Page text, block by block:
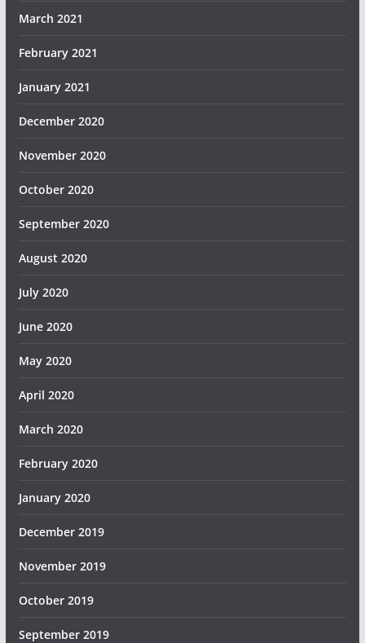
March 2021
February 2021
January 2021
December 2020
November 2020
October 2020
September 2020
August 2020
July 2020
June 2020
May 2020
April 2020
March 2020
February 2020
January 2020
December 2019
November 2019
October 2019
September 2019